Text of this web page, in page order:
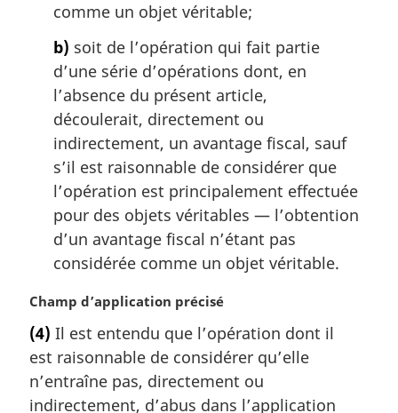
comme un objet véritable;
b) soit de l’opération qui fait partie
d’une série d’opérations dont, en
l’absence du présent article,
découlerait, directement ou
indirectement, un avantage fiscal, sauf
s’il est raisonnable de considérer que
l’opération est principalement effectuée
pour des objets véritables — l’obtention
d’un avantage fiscal n’étant pas
considérée comme un objet véritable.
N
t
e
m
a
Champ d’application précisé
(4) Il est entendu que l’opération dont il
est raisonnable de considérer qu’elle
n’entraîne pas, directement ou
indirectement, d’abus dans l’application